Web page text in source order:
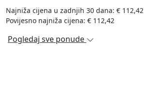
Najniža cijena u zadnjih 30 dana: € 112,42
Povijesno najniža cijena: € 112,42
Pogledaj sve ponude